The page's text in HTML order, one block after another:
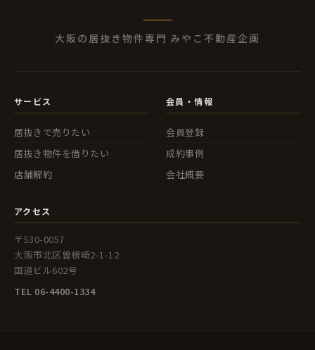
大阪の居抜き物件専門 みやこ不動産企画
サービス
居抜きで売りたい
居抜き物件を借りたい
店舗解約
会員・情報
会員登録
成約事例
会社概要
アクセス
〒530-0057
大阪市北区曽根崎2-1-12
国道ビル602号
TEL 06-4400-1334